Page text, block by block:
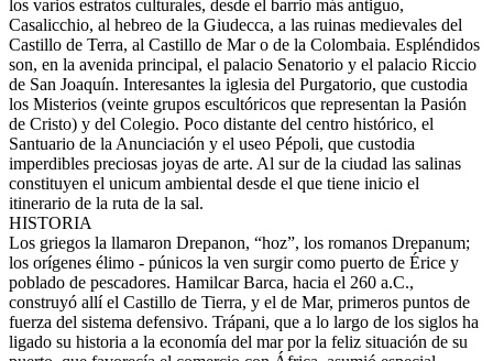
los varios estratos culturales, desde el barrio más antiguo,
Casalicchio, al hebreo de la Giudecca, a las ruinas medievales del
Castillo de Terra, al Castillo de Mar o de la Colombaia. Espléndidos
son, en la avenida principal, el palacio Senatorio y el palacio Riccio
de San Joaquín. Interesantes la iglesia del Purgatorio, que custodia
los Misterios (veinte grupos escultóricos que representan la Pasión
de Cristo) y del Colegio. Poco distante del centro histórico, el
Santuario de la Anunciación y el useo Pépoli, que custodia
imperdibles preciosas joyas de arte. Al sur de la ciudad las salinas
constituyen el unicum ambiental desde el que tiene inicio el
itinerario de la ruta de la sal.
HISTORIA
Los griegos la llamaron Drepanon, “hoz”, los romanos Drepanum;
los orígenes élimo - púnicos la ven surgir como puerto de Érice y
poblado de pescadores. Hamilcar Barca, hacia el 260 a.C.,
construyó allí el Castillo de Tierra, y el de Mar, primeros puntos de
fuerza del sistema defensivo. Trápani, que a lo largo de los siglos ha
ligado su historia a la economía del mar por la feliz situación de su